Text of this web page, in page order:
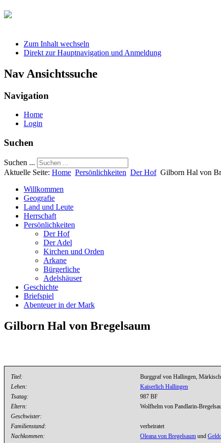
Zum Inhalt wechseln
Direkt zur Hauptnavigation und Anmeldung
Nav Ansichtssuche
Navigation
Home
Login
Suchen
Suchen ...
Aktuelle Seite: Home Persönlichkeiten Der Hof Gilborn Hal von
Willkommen
Geografie
Land und Leute
Herrschaft
Persönlichkeiten
Der Hof
Der Adel
Kirchen und Orden
Arkane
Bürgerliche
Adelshäuser
Geschichte
Briefspiel
Abenteuer in der Mark
Gilborn Hal von Bregelsaum
Titel:
Burggraf von Hallingen,
Lehen:
Kaiserlich Hallingen
Tsatag:
987 BF
Eltern:
Wolfhelm von Pandlarin-
Geschwister:
Familienstand:
verheiratet
Nachkommen:
Oleana von Bregelsaum und